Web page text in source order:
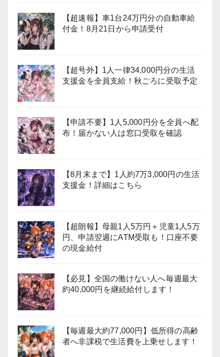
【超速報】車1台24万円分の自動車給
付金！8月21日から申請受付
【超号外】1人一律34,000円分の生活
支援金を全員支給！秋ごろに受取予定
【申請不要】1人5,000円分を全員へ配
布！届かない人は窓口受取を確認
【8月末まで】1人約7万3,000円の生活
支援金！詳細はこちら
【超朗報】母親1人5万円＋児童1人5万
円、申請翌週にATM受取も！口座不要
の現金給付
【必見】全国の働けない人へ毎週最大
約40,000円を継続給付します！
【毎週最大約77,000円】低所得の高齢
者へ非課税で生活費を上乗せします！